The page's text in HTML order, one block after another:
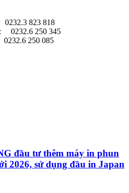
823 818
0232.6 250 345
250 085
đầu tư thêm máy in phun
2026, sử dụng đầu in Japan